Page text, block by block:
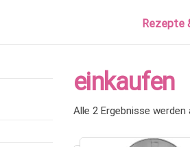
Rezepte
einkaufen
Alle 2 Ergebnisse werden